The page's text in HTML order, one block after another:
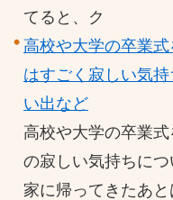
てると、ク
高校や大学の卒業
はすごく寂しい気
い出など
高校や大学の卒業
の寂しい気持ちに
家に帰ってきたあ